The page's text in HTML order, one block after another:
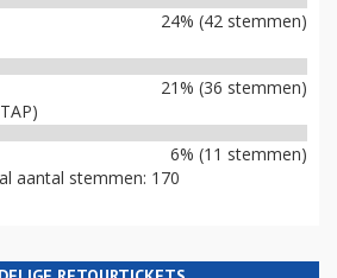
24% (42 stemmen)
21% (36 stemmen)
6% (11 stemmen)
aantal stemmen: 170